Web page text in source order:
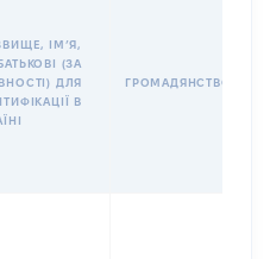
ІМʼЯ,
(ЗА
ДЛЯ
В
ГРОМАДЯНСТВО